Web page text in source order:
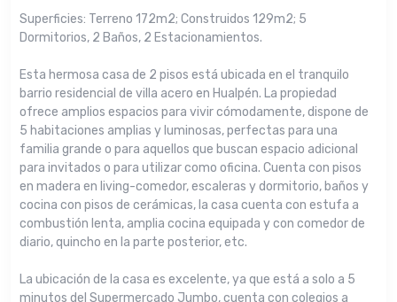
Superficies: Terreno 172m2; Construidos 129m2; 5
Dormitorios, 2 Baños, 2 Estacionamientos.
Esta hermosa casa de 2 pisos está ubicada en el tranquilo
barrio residencial de villa acero en Hualpén. La propiedad
ofrece amplios espacios para vivir cómodamente, dispone de
5 habitaciones amplias y luminosas, perfectas para una
familia grande o para aquellos que buscan espacio adicional
para invitados o para utilizar como oficina. Cuenta con pisos
en madera en living-comedor, escaleras y dormitorio, baños y
cocina con pisos de cerámicas, la casa cuenta con estufa a
combustión lenta, amplia cocina equipada y con comedor de
diario, quincho en la parte posterior, etc.
La ubicación de la casa es excelente, ya que está a solo a 5
minutos del Supermercado Jumbo, cuenta con colegios a